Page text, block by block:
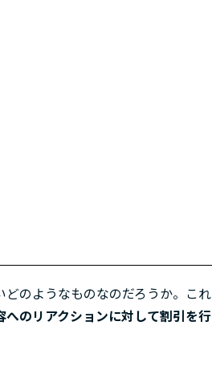
のようなものなのだろうか。これ
のリアクションに対して割引を行